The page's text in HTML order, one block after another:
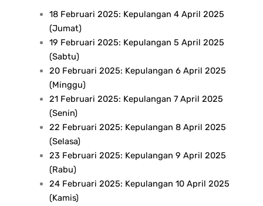
18 Februari 2025: Kepulangan 4 April 2025
(Jumat)
19 Februari 2025: Kepulangan 5 April 2025
(Sabtu)
20 Februari 2025: Kepulangan 6 April 2025
(Minggu)
21 Februari 2025: Kepulangan 7 April 2025
(Senin)
22 Februari 2025: Kepulangan 8 April 2025
(Selasa)
23 Februari 2025: Kepulangan 9 April 2025
(Rabu)
24 Februari 2025: Kepulangan 10 April 2025
(Kamis)